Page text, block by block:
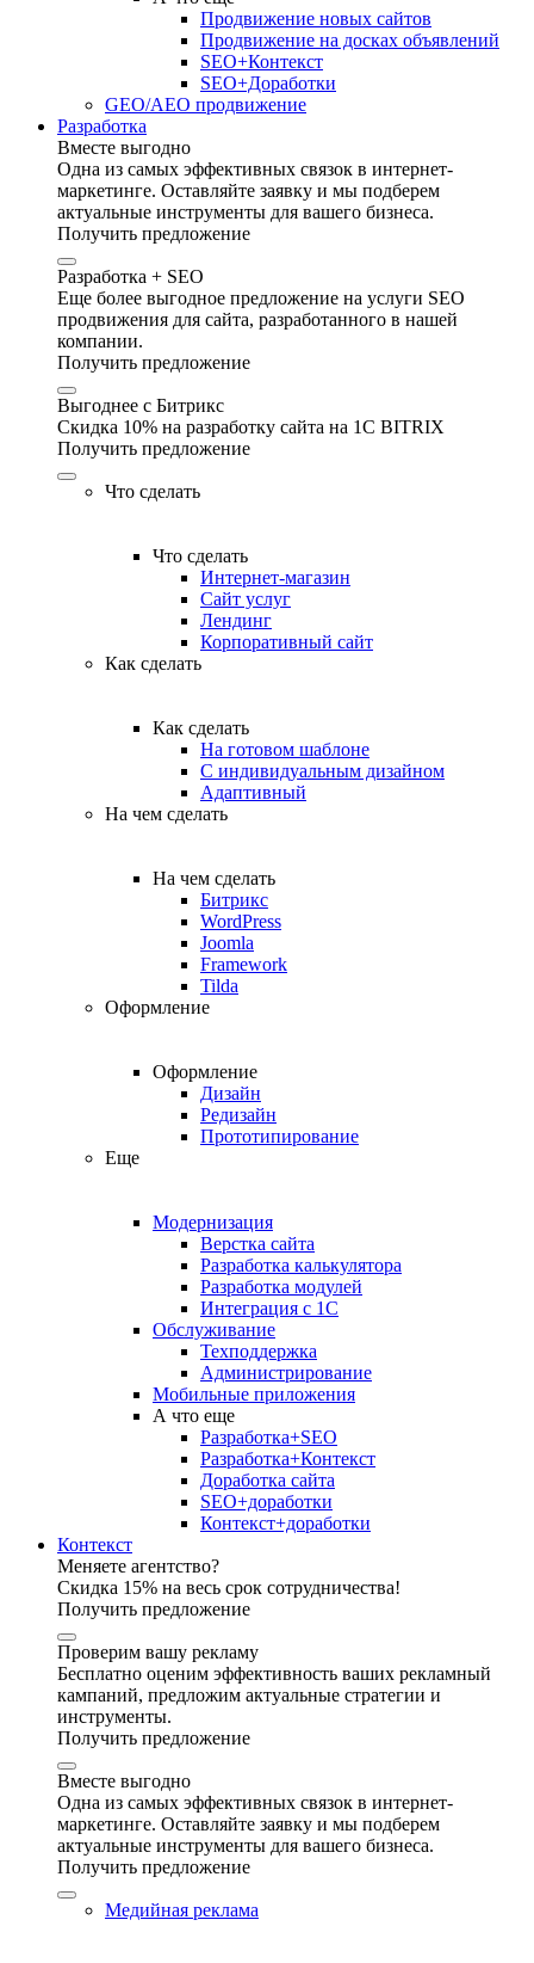
Продвижение новых сайтов
Продвижение на досках объявлений
SEO+Контекст
SEO+Доработки
GEO/AEO продвижение
Разработка
Вместе выгодно
Одна из самых эффективных связок в интернет-
маркетинге. Оставляйте заявку и мы подберем
актуальные инструменты для вашего бизнеса.
Получить предложение
Разработка + SEO
Еще более выгодное предложение на услуги SEO
продвижения для сайта, разработанного в нашей
компании.
Получить предложение
Выгоднее с Битрикс
Скидка 10% на разработку сайта на 1C BITRIX
Получить предложение
Что сделать
Что сделать
Интернет-магазин
Сайт услуг
Лендинг
Корпоративный сайт
Как сделать
Как сделать
На готовом шаблоне
С индивидуальным дизайном
Адаптивный
На чем сделать
На чем сделать
Битрикс
WordPress
Joomla
Framework
Tilda
Оформление
Оформление
Дизайн
Редизайн
Прототипирование
Еще
Модернизация
Верстка сайта
Разработка калькулятора
Разработка модулей
Интеграция с 1С
Обслуживание
Техподдержка
Администрирование
Мобильные приложения
А что еще
Разработка+SEO
Разработка+Контекст
Доработка сайта
SEO+доработки
Контекст+доработки
Контекст
Меняете агентство?
Скидка 15% на весь срок сотрудничества!
Получить предложение
Проверим вашу рекламу
Бесплатно оценим эффективность ваших рекламный
кампаний, предложим актуальные стратегии и
инструменты.
Получить предложение
Вместе выгодно
Одна из самых эффективных связок в интернет-
маркетинге. Оставляйте заявку и мы подберем
актуальные инструменты для вашего бизнеса.
Получить предложение
Медийная реклама